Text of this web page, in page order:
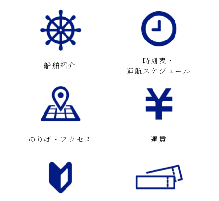
船舶紹介
時刻表・
運航スケジュール
のりば・アクセス 運賃